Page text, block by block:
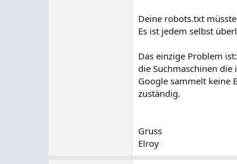
oder?
MfG xXxPeterPanxXx
Deine robots.txt
Es ist jedem selbst
Das einzige Problem
die Suchmaschinen
Google sammelt keine
zuständig.
Gruss
Elroy